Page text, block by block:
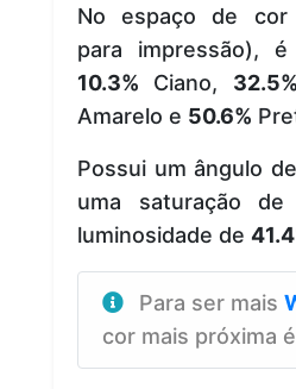
No espaço de cor
para impressão),
10.3% Ciano, 32.5%
Amarelo e 50.6%
Possui um ângulo
uma saturação de
luminosidade de
Para ser mais
cor mais próxima é